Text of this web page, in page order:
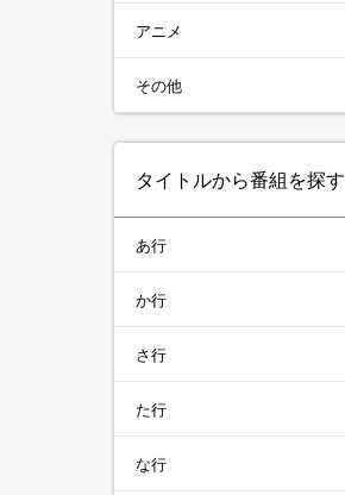
アニメ
その他
タイトルから番組を探す
あ行
か行
さ行
た行
な行